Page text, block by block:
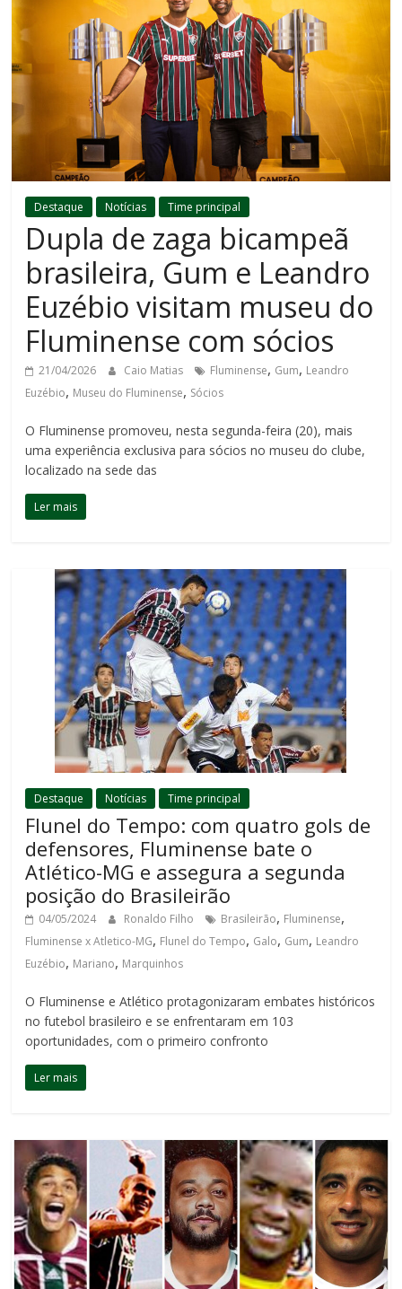
Destaque Notícias Time principal
Dupla de zaga bicampeã
brasileira, Gum e Leandro
Euzébio visitam museu do
Fluminense com sócios
21/04/2026 Caio Matias Fluminense, Gum, Leandro
Euzébio, Museu do Fluminense, Sócios
O Fluminense promoveu, nesta segunda-feira (20), mais
uma experiência exclusiva para sócios no museu do clube,
localizado na sede das
Ler mais
Destaque Notícias Time principal
Flunel do Tempo: com quatro gols de
defensores, Fluminense bate o
Atlético-MG e assegura a segunda
posição do Brasileirão
04/05/2024 Ronaldo Filho Brasileirão, Fluminense,
Fluminense x Atletico-MG, Flunel do Tempo, Galo, Gum, Leandro
Euzébio, Mariano, Marquinhos
O Fluminense e Atlético protagonizaram embates históricos
no futebol brasileiro e se enfrentaram em 103
oportunidades, com o primeiro confronto
Ler mais